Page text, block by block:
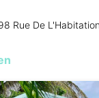
Rue De